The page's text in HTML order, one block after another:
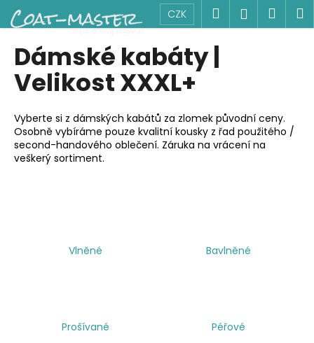
Přejít
na
obsah
CZK Hledat
Dámské kabáty |
Velikost XXXL+
Vyberte si z dámských kabátů za zlomek původní ceny.
Osobně vybíráme pouze kvalitní kousky z řad použitého /
second-handového oblečení. Záruka na vrácení na
veškerý sortiment.
Vlněné Bavlněné
Prošívané Péřové
o
C
o
p
o
t
ř